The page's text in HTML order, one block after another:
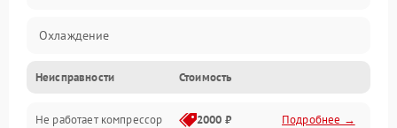
Охлаждение
Механика
Электропитание
Неисправности Стоимость
Не работает компрессор 2000 ₽ Подробнее →